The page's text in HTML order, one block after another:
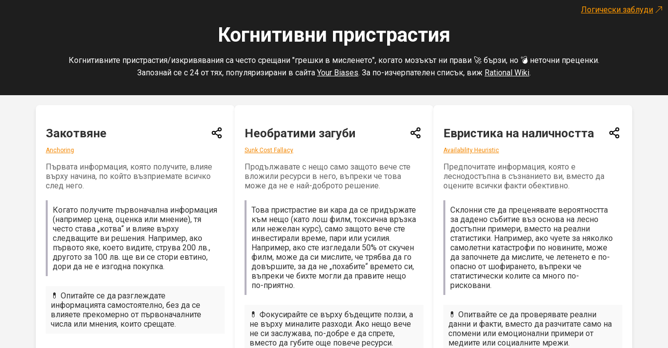
Когнитивни пристрастия
Когнитивните пристрастия/изкривявания са често срещани "грешки в мисленето", когато мозъкът ни прави 🚀 бързи, но 💣 неточни преценки.
Запознай се с 24 от тях, популяризирани в сайта Your Biases. За по-изчерпателен списък, виж Rational Wiki.
Логически заблуди
Закотвяне
Anchoring
Първата информация, която получите, влияе
върху начина, по който възприемате всичко
след него.
Когато получите първоначална информация
(например цена, оценка или мнение), тя
често става „котва“ и влияе върху
следващите ви решения. Например, ако
първото яке, което видите, струва 200 лв.,
другото за 100 лв. ще ви се стори евтино,
дори да не е изгодна покупка.
💊 Опитайте се да разглеждате
информацията самостоятелно, без да се
влияете прекомерно от първоначалните
числа или мнения, които срещате.
Необратими загуби
Sunk Cost Fallacy
Продължавате с нещо само защото вече сте
вложили ресурси в него, въпреки че това
може да не е най-доброто решение.
Това пристрастие ви кара да се придържате
към нещо (като лош филм, токсична връзка
или нежелан курс), само защото вече сте
инвестирали време, пари или усилия.
Например, ако сте изгледали 50% от скучен
филм, може да си мислите, че трябва да го
довършите, за да не „похабите“ времето си,
въпреки че бихте могли да правите нещо
по-приятно.
💊 Фокусирайте се върху бъдещите ползи, а
не върху миналите разходи. Ако нещо вече
не си заслужава, по-добре е да спрете,
вместо да губите още повече ресурси.
Евристика на наличността
Availability Heuristic
Предпочитате информация, която е
леснодостъпна в съзнанието ви, вместо да
оцените всички факти обективно.
Склонни сте да преценявате вероятността
за дадено събитие въз основа на лесно
достъпни примери, вместо на реални
статистики. Например, ако чуете за няколко
самолетни катастрофи по новините, може
да започнете да мислите, че летенето е по-
опасно от шофирането, въпреки че
статистически колите са много по-
рисковани.
💊 Опитвайте се да проверявате реални
данни и факти, вместо да разчитате само на
спомени или емоционални примери от
медиите или социалните мрежи.